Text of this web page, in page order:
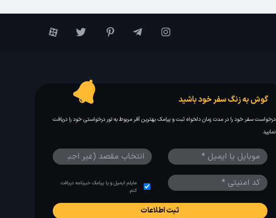
گوش به زنگ سفر خود باشید
درخواست سفر خود را در مدت زمان دلخواه ثبت و پیامک بهترین آفر مربوط به تور درخواستی خود را دریافت
نمایید
مایلم ایمیل و یا پیامک خبرنامه دریافت
کنم.